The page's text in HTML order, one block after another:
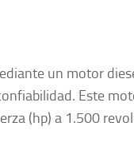
un motor
Este
(hp) a 1.500